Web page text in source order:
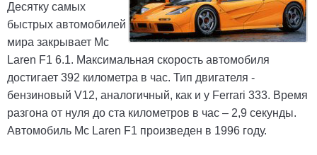
Десятку самых
быстрых автомобилей
мира закрывает Mc
Laren F1 6.1. Максимальная скорость автомобиля
достигает 392 километра в час. Тип двигателя -
бензиновый V12, аналогичный, как и у Ferrari 333. Время
разгона от нуля до ста километров в час – 2,9 секунды.
Автомобиль Mc Laren F1 произведен в 1996 году.